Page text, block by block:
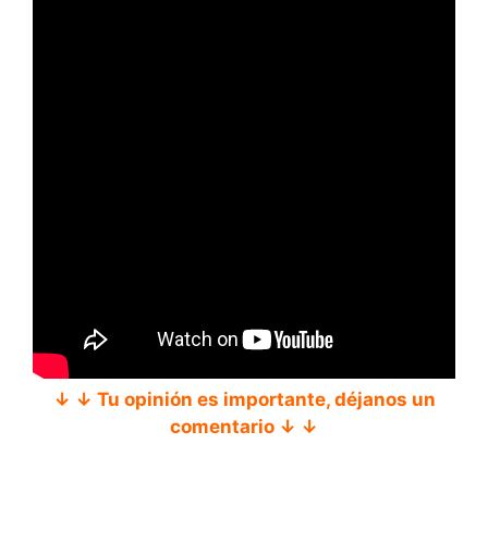
↓ ↓ Tu opinión es importante, déjanos un
comentario ↓ ↓